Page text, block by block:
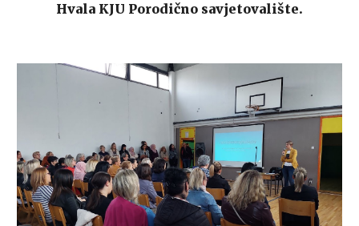
Hvala KJU Porodično savjetovalište.